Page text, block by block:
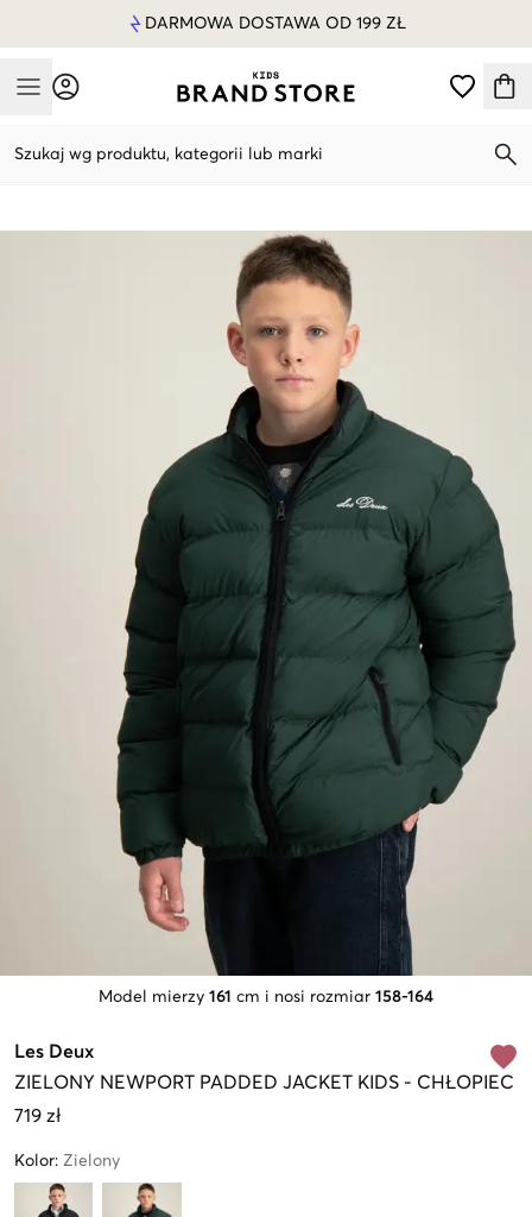
DARMOWA DOSTAWA OD 199 ZŁ
Mobile Menu
Szukaj wg produktu, kategorii lub marki
Model mierzy 161 cm i nosi rozmiar 158-164
Les Deux
ZIELONY NEWPORT PADDED JACKET KIDS - CHŁOPIEC
719 zł
Kolor: Zielony